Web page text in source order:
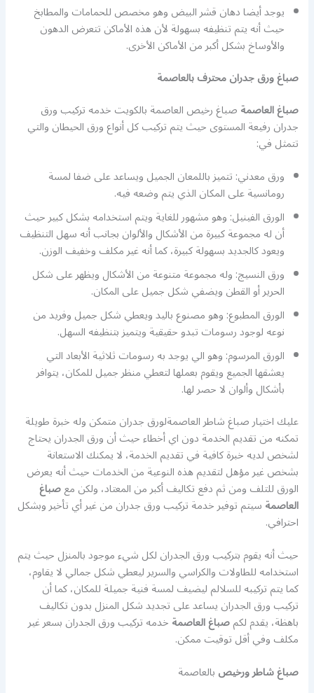
يوجد أيضا دهان قشر البيض وهو مخصص للحمامات والمطابخ
حيث أنه يتم تنظيفه بسهولة لأن هذه الأماكن تتعرض الدهون
والأوساخ بشكل أكبر من الأماكن الأخرى.
صباغ ورق جدران محترف بالعاصمة
صباغ العاصمةصباغ رخيص العاصمة بالكويت خدمه تركيب ورق
جدران رفيعة المستوى حيث يتم تركيب كل أنواع ورق الحيطان والتي
تتمثل في:
ورق معدني: تتميز باللمعان الجميل ويساعد على ضفا لمسة
رومانسية على المكان الذي يتم وضعه فيه.
الورق الفينيل: وهو مشهور للغاية ويتم استخدامه بشكل كبير حيث
أن له مجموعة كبيرة من الأشكال والألوان بجانب أنه سهل التنظيف
ويعود كالجديد بسهولة كبيرة، كما أنه غير مكلف وخفيف الوزن.
ورق النسيج: وله مجموعة متنوعة من الأشكال ويظهر على شكل
الحرير أو القطن ويضفي شكل جميل على المكان.
الورق المطبوع: وهو مصنوع باليد ويعطي شكل جميل وفريد من
نوعه لوجود رسومات تبدو حقيقية ويتميز بتنظيفه السهل.
الورق المرسوم: وهو الي يوجد به رسومات ثلاثية الأبعاد التي
يعشقها الجميع ويقوم بعملها لتعطي منظر جميل للمكان، يتوافر
بأشكال وألوان لا حصر لها.
عليك اختيار صباغ شاطر العاصمةلورق جدران متمكن وله خبرة طويلة
تمكنه من تقديم الخدمة دون اي أخطاء حيث أن ورق الجدران يحتاج
لشخص لديه خبرة كافية في تقديم الخدمة، لا يمكنك الاستعانة
بشخص غير مؤهل لتقديم هذه النوعية من الخدمات حيث أنه يعرض
الورق للتلف ومن ثم دفع تكاليف أكبر من المعتاد، ولكن معصباغ
العاصمةسيتم توفير خدمة تركيب ورق جدران من غير أي تأخير وبشكل
احترافي.
حيث أنه يقوم بتركيب ورق الجدران لكل شيء موجود بالمنزل حيث يتم
استخدامه للطاولات والكراسي والسرير ليعطي شكل جمالي لا يقاوم،
كما يتم تركيبه للسلالم ليضيف لمسة فنية جميلة للمكان، كما أن
تركيب ورق الجدران يساعد على تجديد شكل المنزل بدون تكاليف
باهظة، يقدم لكمصباغ العاصمةخدمه تركيب ورق الجدران بسعر غير
مكلف وفي أقل توقيت ممكن.
صباغ شاطر ورخيصبالعاصمة